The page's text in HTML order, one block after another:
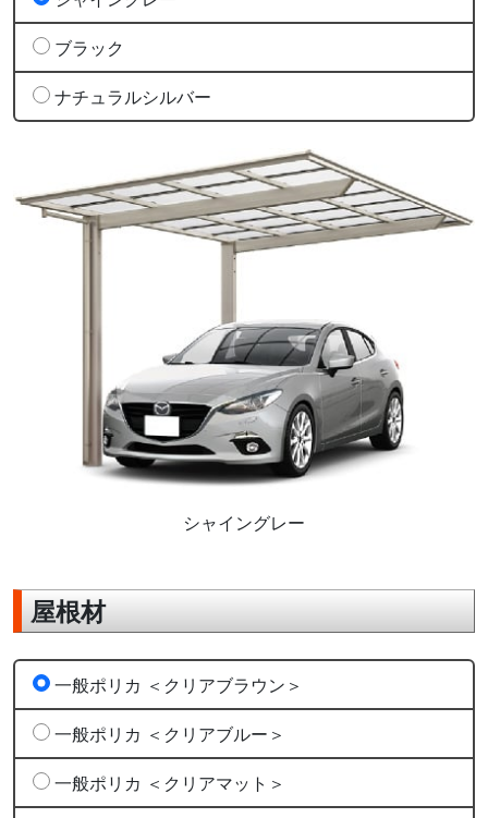
シャイングレー
ブラック
ナチュラルシルバー
屋根材
一般ポリカ ＜クリアブラウン＞
一般ポリカ ＜クリアブルー＞
一般ポリカ ＜クリアマット＞